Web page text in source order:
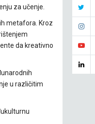
za učenje.
metafora. Kroz
da kreativno
u različitim